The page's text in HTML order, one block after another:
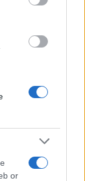
or
για να
ΤΖΏΡΤΖΙΑ ΓΕΩΡΓΊΟΥ